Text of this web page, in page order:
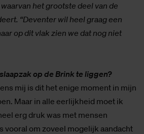
het grootste deel van de
“Deventer wil heel graag een
op dit vlak zien we dat nog niet
op de Brink te liggen?
mij is dit het enige moment in mijn
Maar in alle eerlijkheid moet ik
erg druk was met mensen
vooral om zoveel mogelijk aandacht